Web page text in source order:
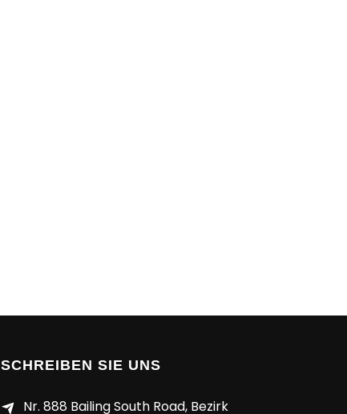
SCHREIBEN SIE UNS
Nr. 888 Bailing South Road, Bezirk